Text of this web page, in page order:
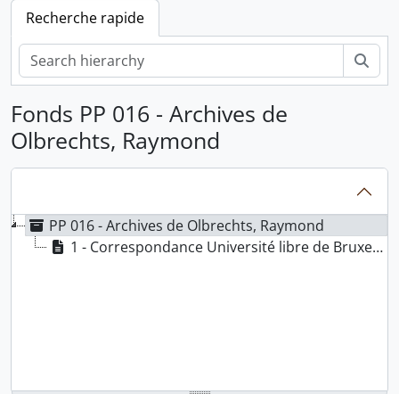
Recherche rapide
Fonds PP 016 - Archives de
Olbrechts, Raymond
PP 016 - Archives de Olbrechts, Raymond
1 - Correspondance Université libre de Bruxelles